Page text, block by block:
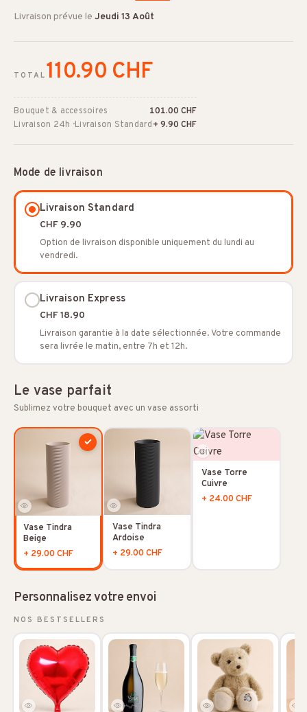
Livraison prévue le Jeudi 13 Août
TOTAL 110.90 CHF
Bouquet & accessoires
101.00 CHF
Livraison 24h · Livraison Standard+ 9.90 CHF
Mode de livraison
Livraison Standard
CHF 9.90
Option de livraison disponible uniquement du lundi au
vendredi.
Livraison Express
CHF 18.90
Livraison garantie à la date sélectionnée. Votre commande
sera livrée le matin, entre 7h et 12h.
Le vase parfait
Sublimez votre bouquet avec un vase assorti
✓
Vase Tindra
Beige
+ 29.00 CHF
Vase Tindra
Ardoise
+ 29.00 CHF
Vase Torre
Cuivre
+ 24.00 CHF
Personnalisez votre envoi
NOS BESTSELLERS